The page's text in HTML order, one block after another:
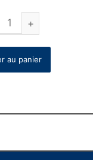
au panier